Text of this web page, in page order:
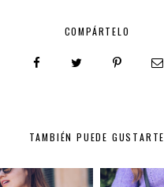
COMPÁRTELO
TAMBIÉN PUEDE GUSTARTE